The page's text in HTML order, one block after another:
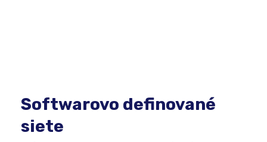
Softwarovo definované
siete